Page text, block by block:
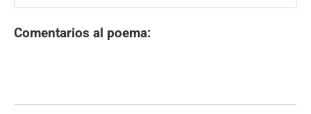
Comentarios al poema: